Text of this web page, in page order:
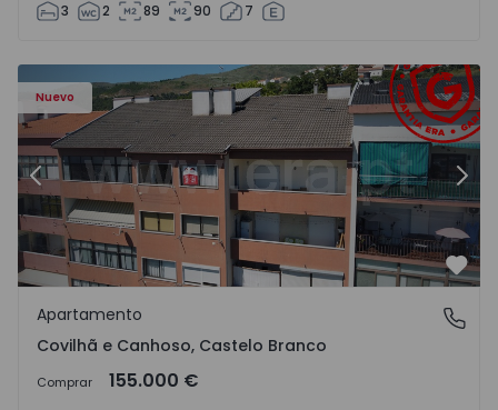
3 2 89 90 7
Nuevo
- 18
Apartamento T2 Covilhã, Covilhã e Canhoso - 1497806 -
Anterior
Covilhã e Canhoso, Castelo Branco
Apartamento
Covilhã e Canhoso, Castelo Branco
Comprar 155.000 €